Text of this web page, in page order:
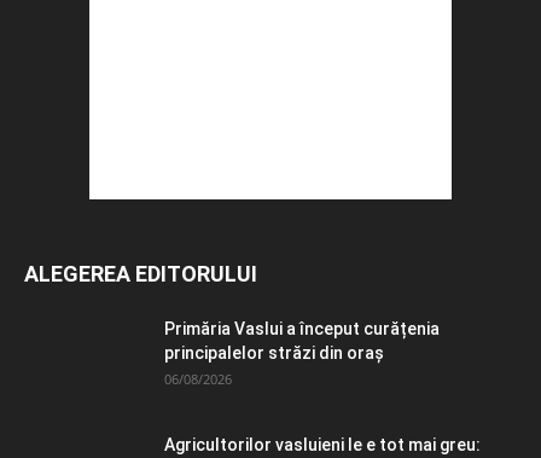
ALEGEREA EDITORULUI
Primăria Vaslui a început curățenia
principalelor străzi din oraș
06/08/2026
Agricultorilor vasluieni le e tot mai greu: